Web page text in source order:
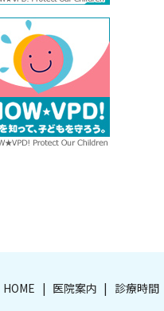
HOME 医院案内 診療時間